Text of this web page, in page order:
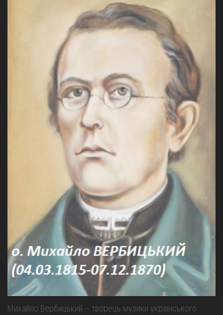
Михайло Вербицький – творець музики українського